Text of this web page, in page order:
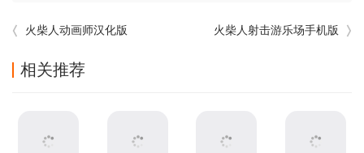
火柴人动画师汉化版 火柴人射击游乐场手机版
相关推荐